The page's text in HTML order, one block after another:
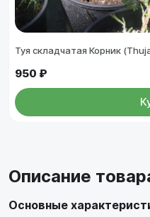
Туя складчатая Корник
950 ₽
Описание
Основные